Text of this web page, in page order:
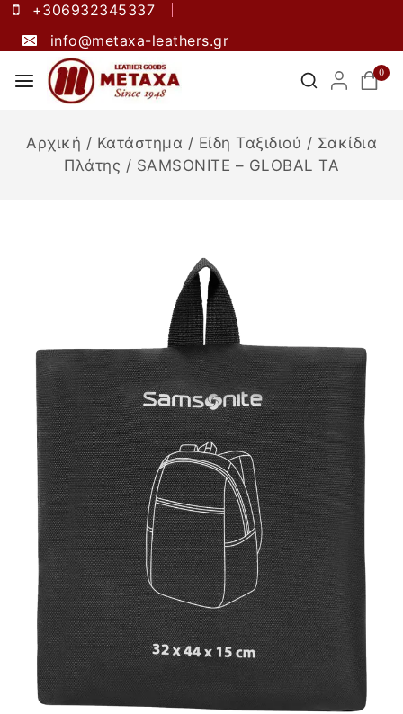
+306932345337
info@metaxa-leathers.gr
0
Αρχική / Κατάστημα / Είδη Ταξιδιού / Σακίδια
Πλάτης / SAMSONITE – GLOBAL TA